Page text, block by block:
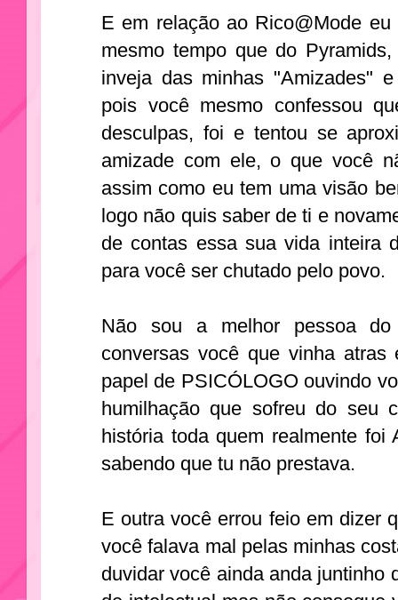
E em relação ao Rico@Mode
mesmo tempo que do
inveja das minhas "Amizades"
pois você mesmo confessou
desculpas, foi e tentou se
amizade com ele, o que você
assim como eu tem uma visão
logo não quis saber de ti e
de contas essa sua vida inteira
para você ser chutado pelo povo.
Não sou a melhor pessoa
conversas você que vinha
papel de PSICÓLOGO ouvindo
humilhação que sofreu do seu
história toda quem realmente foi
sabendo que tu não prestava.
E outra você errou feio em dizer
você falava mal pelas minhas
duvidar você ainda anda juntinho